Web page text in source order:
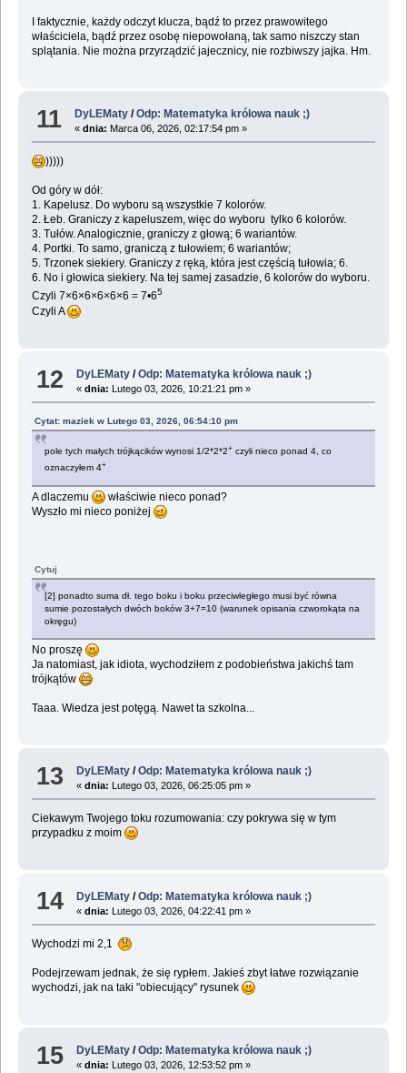
I faktycznie, każdy odczyt klucza, bądź to przez prawowitego
właściciela, bądź przez osobę niepowołaną, tak samo niszczy stan
splątania. Nie można przyrządzić jajecznicy, nie rozbiwszy jajka. Hm.
11 DyLEMaty /Odp: Matematyka królowa nauk ;)
«dnia: Marca 06, 2026, 02:17:54 pm »
)))))
Od góry w dół:
1. Kapelusz. Do wyboru są wszystkie 7 kolorów.
2. Łeb. Graniczy z kapeluszem, więc do wyboru tylko 6 kolorów.
3. Tułów. Analogicznie, graniczy z głową; 6 wariantów.
4. Portki. To samo, graniczą z tułowiem; 6 wariantów;
5. Trzonek siekiery. Graniczy z ręką, która jest częścią tułowia; 6.
6. No i głowica siekiery. Na tej samej zasadzie, 6 kolorów do wyboru.
Czyli 7×6×6×6×6×6 = 7•65
Czyli A
12 DyLEMaty /Odp: Matematyka królowa nauk ;)
«dnia: Lutego 03, 2026, 10:21:21 pm »
Cytat: maziek w Lutego 03, 2026, 06:54:10 pm
pole tych małych trójkącików wynosi 1/2*2*2+czyli nieco ponad 4, co
oznaczyłem 4+
A dlaczemu
właściwie nieco ponad?
Wyszło mi nieco poniżej
Cytuj
[2] ponadto suma dł. tego boku i boku przeciwległego musi być równa
sumie pozostałych dwóch boków 3+7=10 (warunek opisania czworokąta na
okręgu)
No proszę
Ja natomiast, jak idiota, wychodziłem z podobieństwa jakichś tam
trójkątów
Taaa. Wiedza jest potęgą. Nawet ta szkolna...
13 DyLEMaty /Odp: Matematyka królowa nauk ;)
«dnia: Lutego 03, 2026, 06:25:05 pm »
Ciekawym Twojego toku rozumowania: czy pokrywa się w tym
przypadku z moim
14 DyLEMaty /Odp: Matematyka królowa nauk ;)
«dnia: Lutego 03, 2026, 04:22:41 pm »
Wychodzi mi 2,1
Podejrzewam jednak, że się rypłem. Jakieś zbyt łatwe rozwiązanie
wychodzi, jak na taki "obiecujący" rysunek
15 DyLEMaty /Odp: Matematyka królowa nauk ;)
«dnia: Lutego 03, 2026, 12:53:52 pm »